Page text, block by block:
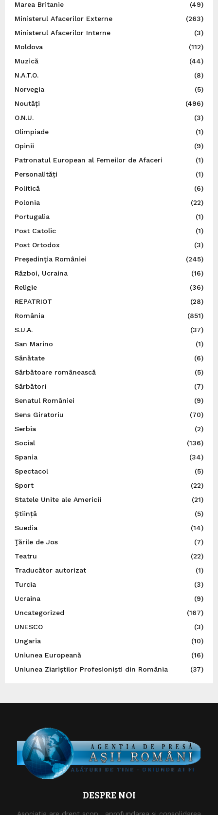
Marea Britanie
(49)
Ministerul Afacerilor Externe
(263)
Ministerul Afacerilor Interne
(3)
Moldova
(112)
Muzică
(44)
N.A.T.O.
(8)
Norvegia
(5)
Noutăți
(496)
O.N.U.
(3)
Olimpiade
(1)
Opinii
(9)
Patronatul European al Femeilor de Afaceri
(1)
Personalități
(1)
Politică
(6)
Polonia
(22)
Portugalia
(1)
Post Catolic
(1)
Post Ortodox
(3)
Preşedinţia României
(245)
Război, Ucraina
(16)
Religie
(36)
REPATRIOT
(28)
România
(851)
S.U.A.
(37)
San Marino
(1)
Sănătate
(6)
Sărbătoare românească
(5)
Sărbători
(7)
Senatul României
(9)
Sens Giratoriu
(70)
Serbia
(2)
Social
(136)
Spania
(34)
Spectacol
(5)
Sport
(22)
Statele Unite ale Americii
(21)
Știință
(5)
Suedia
(14)
Ţările de Jos
(7)
Teatru
(22)
Traducător autorizat
(1)
Turcia
(3)
Ucraina
(9)
Uncategorized
(167)
UNESCO
(3)
Ungaria
(10)
Uniunea Europeană
(16)
Uniunea Ziariștilor Profesioniști din România
(37)
DESPRE NOI
Asociaţia are drept scop , aprofundarea si consolidarea